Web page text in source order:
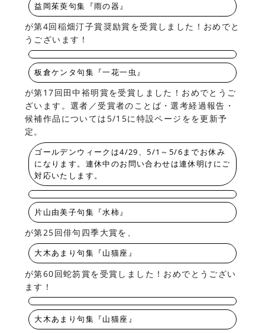
益岡茱萸句集『雨の器』
が第4回稲畑汀子賞奨励賞を受賞しました！おめでと
うございます！
板倉ケンタ句集『一花一虫』
が第17回田中裕明賞を受賞しました！おめでとうご
ざいます。選者／受賞者のことば・選考経過報告・
候補作品については5/15に特設ページをを更新予
定。
ゴールデンウィークは4/29、5/1～5/6までお休み
になります。連休中のお問い合わせは連休明けにご
対応いたします。
片山由美子句集『水柿』
が第25回俳句四季大賞を、
大木あまり句集『山猫座』
が第60回蛇笏賞を受賞しました！おめでとうござい
ます！
大木あまり句集『山猫座』